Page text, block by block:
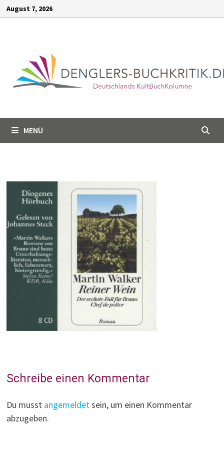
springen
Zum
Inhalt
August 7, 2026
MENÜ
Schreibe einen Kommentar
Du musst angemeldetsein, um einen Kommentar
abzugeben.